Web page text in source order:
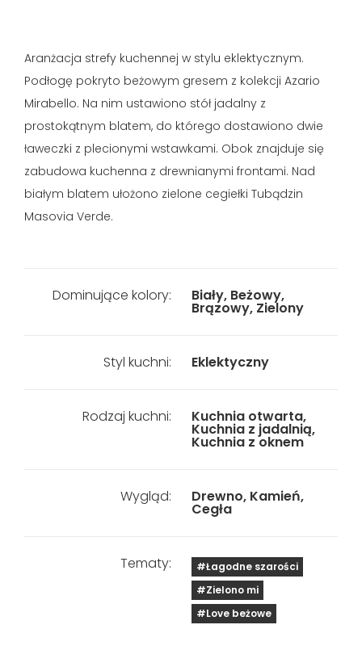
Aranżacja strefy kuchennej w stylu eklektycznym.
Podłogę pokryto beżowym gresem z kolekcji Azario
Mirabello. Na nim ustawiono stół jadalny z
prostokątnym blatem, do którego dostawiono dwie
ławeczki z plecionymi wstawkami. Obok znajduje się
zabudowa kuchenna z drewnianymi frontami. Nad
białym blatem ułożono zielone cegiełki Tubądzin
Masovia Verde.
Dominujące kolory: Biały, Beżowy,
Brązowy, Zielony
Styl kuchni: Eklektyczny
Rodzaj kuchni: Kuchnia otwarta,
Kuchnia z jadalnią,
Kuchnia z oknem
Wygląd: Drewno, Kamień,
Cegła
Tematy:
#Łagodne szarości
#Zielono mi
#Love beżowe